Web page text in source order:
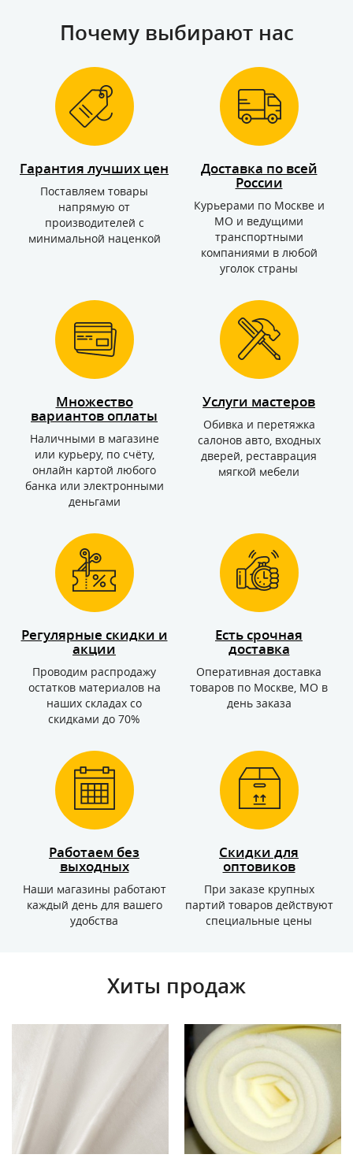
Почему выбирают нас
Гарантия лучших цен
Поставляем товары
напрямую от
производителей с
минимальной наценкой
Доставка по всей
России
Курьерами по Москве и
МО и ведущими
транспортными
компаниями в любой
уголок страны
Множество
вариантов оплаты
Наличными в магазине
или курьеру, по счёту,
онлайн картой любого
банка или электронными
деньгами
Услуги мастеров
Обивка и перетяжка
салонов авто, входных
дверей, реставрация
мягкой мебели
Регулярные скидки и
акции
Проводим распродажу
остатков материалов на
наших складах со
скидками до 70%
Есть срочная
доставка
Оперативная доставка
товаров по Москве, МО в
день заказа
Работаем без
выходных
Наши магазины работают
каждый день для вашего
удобства
Скидки для
оптовиков
При заказе крупных
партий товаров действуют
специальные цены
Хиты продаж